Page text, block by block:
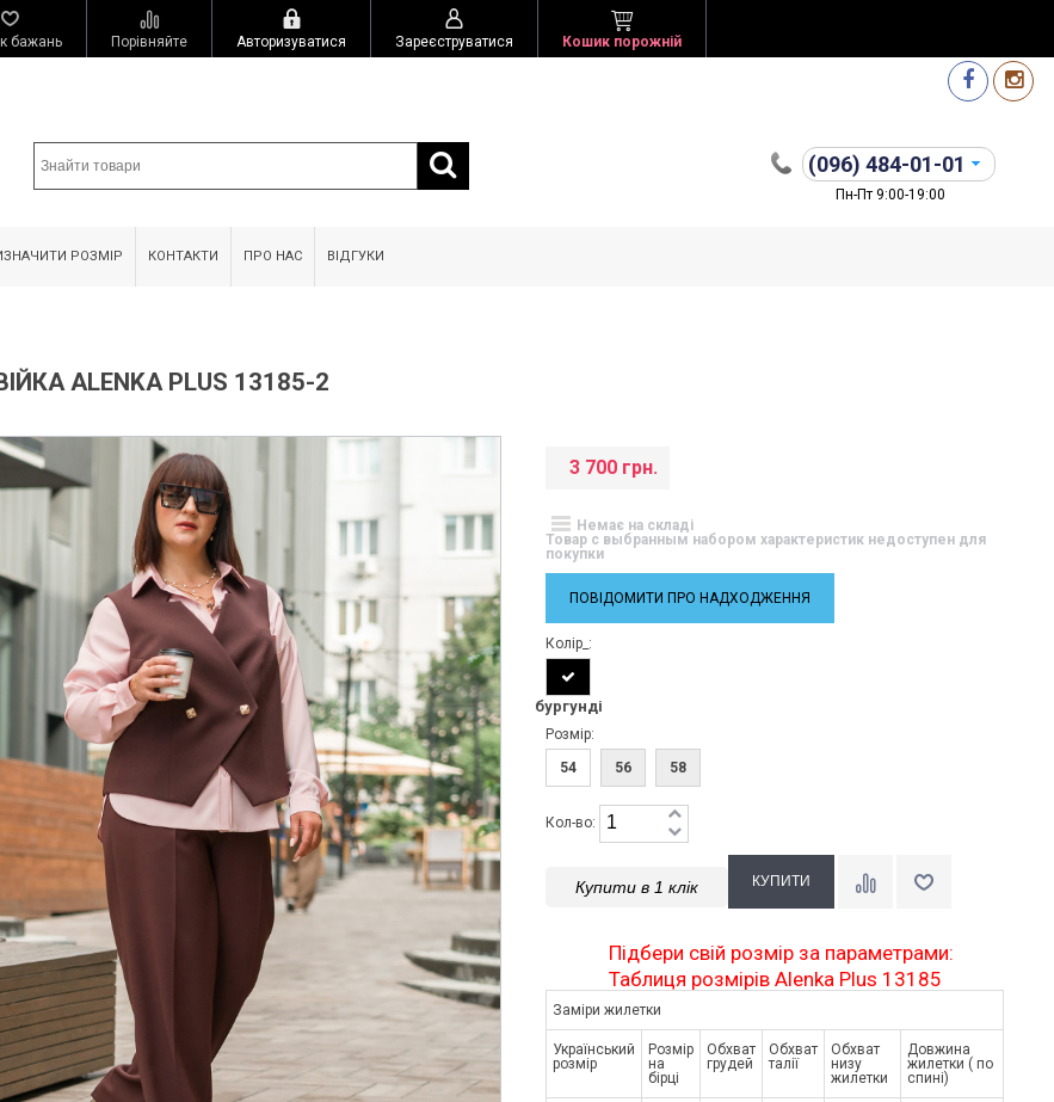
бажань Порівняйте Авторизуватися Зареєструватися Кошик порожній
(096) 484-01-01
Пн-Пт 9:00-19:00
РОЗМІР КОНТАКТИ ПРО НАС ВІДГУКИ
ALENKA PLUS 13185-2
3 700 грн.
Немає на складі
Товар с выбранным набором характеристик недоступен для
покупки
ПОВІДОМИТИ ПРО НАДХОДЖЕННЯ
Колір_:
бургунді
Розмір:
54
56 58
Кол-во:
Купити в 1 клік
Підбери свій розмір за параметрами:
Таблиця розмірів Alenka Plus 13185
Заміри жилетки
Український
розмір
Розмір
на
бірці
Обхват
грудей
Обхват
талії
Обхват
низу
жилетки
Довжина
жилетки ( по
спині)